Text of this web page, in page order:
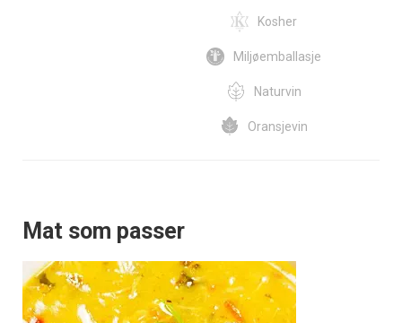
Kosher
Miljøemballasje
Naturvin
Oransjevin
Mat som passer